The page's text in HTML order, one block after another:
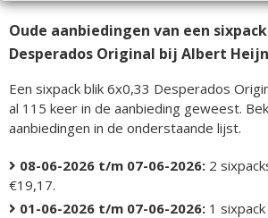
Oude aanbiedingen van een
Desperados Original bij Albert Heijn
Een sixpack blik 6x0,33 Desperados
al 115 keer in de aanbieding geweest.
aanbiedingen in de onderstaande lijst.
08-06-2026 t/m 07-06-2026: 2
€19,17.
01-06-2026 t/m 07-06-2026: 1